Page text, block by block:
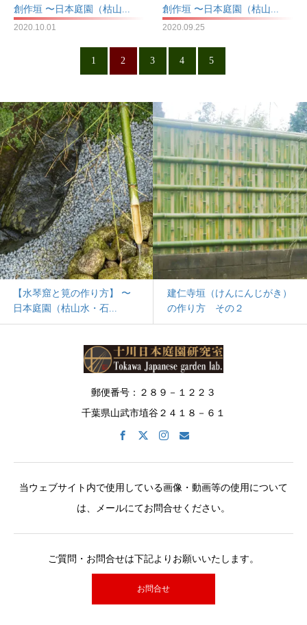
創作垣 〜日本庭園（枯山...
2020.10.01
創作垣 〜日本庭園（枯山...
2020.09.25
1 2 3 4 5
【水琴窟と筧の作り方】 〜
日本庭園（枯山水・石...
建仁寺垣（けんにんじがき）
の作り方 その２
郵便番号：２８９－１２２３
千葉県山武市埴谷２４１８－６１
当ウェブサイト内で使用している画像・動画等の使用について
は、メールにてお問合せください。
ご質問・お問合せは下記よりお願いいたします。
お問合せ